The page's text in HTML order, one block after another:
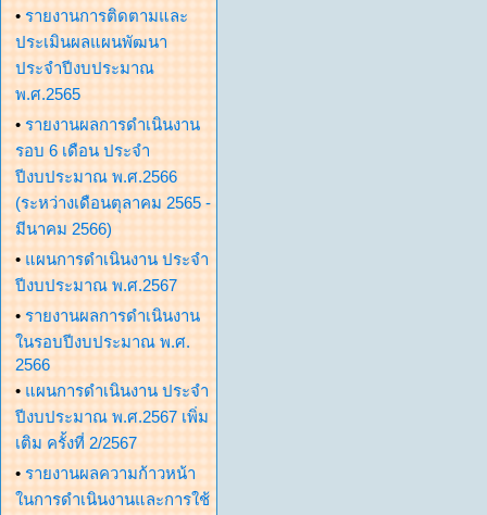
• รายงานการติดตามและ
ประเมินผลแผนพัฒนา
ประจำปีงบประมาณ
พ.ศ.2565
• รายงานผลการดำเนินงาน
รอบ 6 เดือน ประจำ
ปีงบประมาณ พ.ศ.2566
(ระหว่างเดือนตุลาคม 2565 -
มีนาคม 2566)
• แผนการดำเนินงาน ประจำ
ปีงบประมาณ พ.ศ.2567
• รายงานผลการดำเนินงาน
ในรอบปีงบประมาณ พ.ศ.
2566
• แผนการดำเนินงาน ประจำ
ปีงบประมาณ พ.ศ.2567 เพิ่ม
เติม ครั้งที่ 2/2567
• รายงานผลความก้าวหน้า
ในการดำเนินงานและการใช้